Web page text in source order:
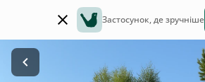
Застосунок, де зручніше